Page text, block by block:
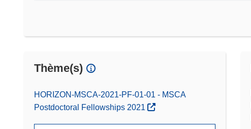
Thème(s)
HORIZON-MSCA-2021-PF-01-01 - MSCA
Postdoctoral Fellowships 2021